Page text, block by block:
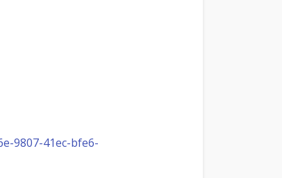
9807-41ec-bfe6-